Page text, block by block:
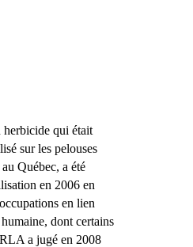
herbicide qui était
sur les pelouses
Québec, a été
en 2006 en
en lien
dont certains
a jugé en 2008